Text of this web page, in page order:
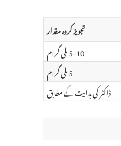
تجویز کردہ مقدار
5-10 ملی گرام
5 ملی گرام
ڈاکٹر کی ہدایت کے مطابق